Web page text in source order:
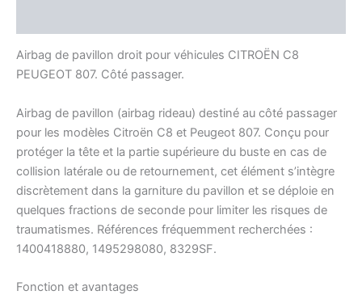
Airbag de pavillon droit pour véhicules CITROËN C8
PEUGEOT 807. Côté passager.
Airbag de pavillon (airbag rideau) destiné au côté passager
pour les modèles Citroën C8 et Peugeot 807. Conçu pour
protéger la tête et la partie supérieure du buste en cas de
collision latérale ou de retournement, cet élément s’intègre
discrètement dans la garniture du pavillon et se déploie en
quelques fractions de seconde pour limiter les risques de
traumatismes. Références fréquemment recherchées :
1400418880, 1495298080, 8329SF.
Fonction et avantages